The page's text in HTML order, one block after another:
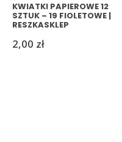
KWIATKI PAPIEROWE 12
SZTUK – 19 FIOLETOWE |
RESZKASKLEP
2,00 zł